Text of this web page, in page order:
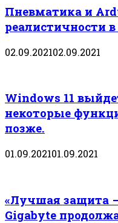
Пневматика и
реалистичности в
02.09.202102.09.2021
Windows 11
некоторые
позже.
01.09.202101.09.2021
«Лучшая защита
Gigabyte